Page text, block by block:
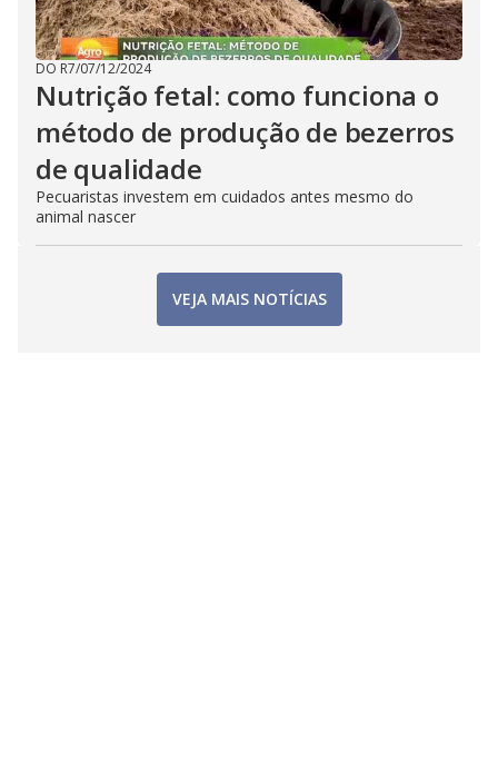
DO R7/07/12/2024
Nutrição fetal: como funciona o
método de produção de bezerros
de qualidade
Pecuaristas investem em cuidados antes mesmo do
animal nascer
VEJA MAIS NOTÍCIAS